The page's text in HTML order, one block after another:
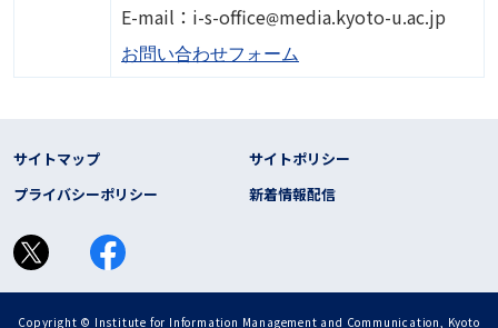
E-mail：i-s-office画像media.kyoto-u.ac.jp
お問い合わせフォーム
フッター リンク
サイトマップ
サイトポリシー
プライバシーポリシー
新着情報配信
Copyright © Institute for Information Management and Communication, Kyoto